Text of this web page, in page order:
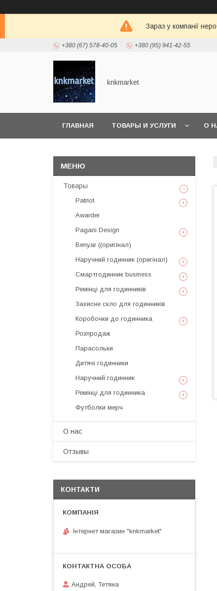
Зараз у компанії
+380 (67) 578-40-05 +380 (95) 941-42-55
knkmarket
ГЛАВНАЯ ТОВАРЫ И УСЛУГИ О
Товары
Patriot
Awarder
Pagani Design
Benyar ((оригінал)
Наручний годинник (оригінал)
Смартгодинник business
Ремінці для годинників
Захисне скло для годинників
Коробочки до годинника
Розпродаж
Парасольки
Дитячі годинники
Наручний годинник
Ремінці для годинника
Футболки мерч
О нас
Отзывы
КОНТАКТИ
Інтернет магазин "knkmarket"
Андрей, Тетяна